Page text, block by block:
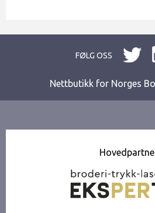
FØLG OSS
Nettbutikk for Norges